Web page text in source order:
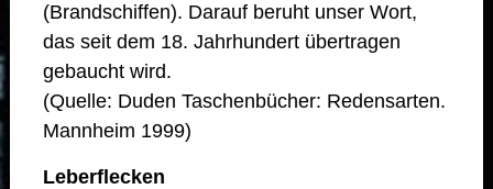
(Brandschiffen). Darauf beruht unser Wort,
das seit dem 18. Jahrhundert übertragen
gebaucht wird.
(Quelle: Duden Taschenbücher: Redensarten.
Mannheim 1999)
Leberflecken